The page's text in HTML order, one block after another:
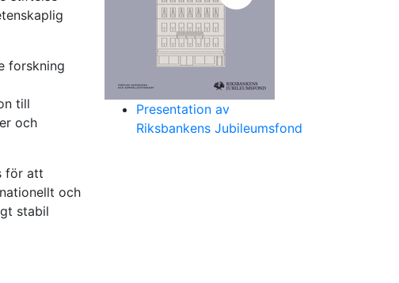
forskning
till
och
för att
och
stabil
Presentation av
Riksbankens Jubileumsfond